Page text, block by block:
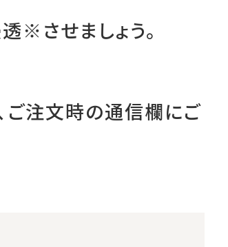
※させましょう。
ご注文時の通信欄にご